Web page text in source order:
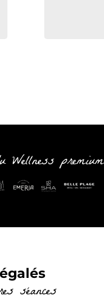
premium
séances